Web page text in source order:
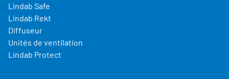
Lindab Safe
Lindab Rekt
Diffuseur
Unités de ventilation
Lindab Protect